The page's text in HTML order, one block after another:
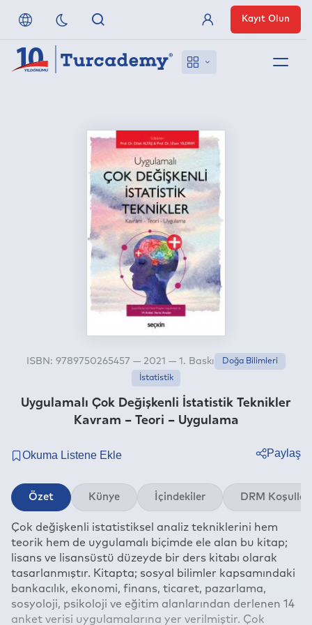
Referanslarımız
Uzaktan Erişim
Anlaşmalı Yayınevleri
Üye Girişi
Kayıt Olun
Uygulamalı Çok Değişkenli İstatistik Teknikler
Kavram – Teori – Uygulama
ISBN: 9789750265457 — 2021 — 1. Baskı
Doğa Bilimleri
İstatistik
Paylaş
Twitter
Linkedin
Whatsapp
E-mail
Özet Künye İçindekiler DRM Koşulları
Çok değişkenli istatistiksel analiz tekniklerini hem
teorik hem de uygulamalı biçimde ele alan bu kitap;
lisans ve lisansüstü düzeyde bir ders kitabı olarak
tasarlanmıştır. Kitapta; sosyal bilimler kapsamındaki
bankacılık, ekonomi, finans, ticaret, pazarlama,
sosyoloji, psikoloji ve eğitim alanlarından derlenen 14
anket verisi uygulamalarına yer verilmiştir. Çok